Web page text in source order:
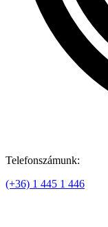
Telefonszámunk:
(+36) 1 445 1 446